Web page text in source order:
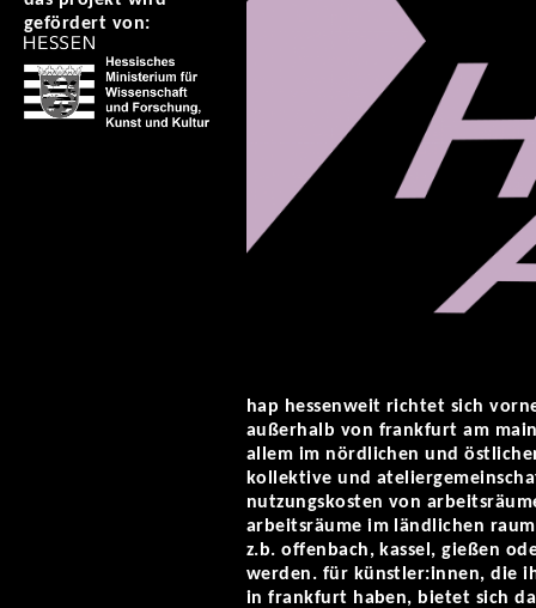
gefördert von:
hap hessenweit richtet sich
außerhalb von frankfurt am
allem im nördlichen und
kollektive und
nutzungskosten von
arbeitsräume im ländlichen
z.b. offenbach, kassel, gießen
werden. für künstler:innen, die
in frankfurt haben, bietet sich